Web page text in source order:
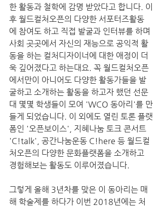
한 활동과 철학에 감명 받았다고 합니다. 이
후 월드컬처오픈의 다양한 서포터즈활동
에 참여도 하고 직접 발굴과 인터뷰를 하며
사회 곳곳에서 자신의 재능으로 공익적 활
동을 하는 컬처디자이너에 대한 애정이 더
욱 깊어졌다고 하는대요. 꼭 월드컬처오픈
에서만이 아니어도 다양한 활동가들을 발
굴하고 소개하는 활동을 하고자 했던 선문
대 몇몇 학생들이 모여 'WCO 동아리'를 만
들게 되었습니다. 이 외에도 열린 토론 플랫
폼인 '오픈보이스', 지혜나눔 토크 콘서트
'C!talk', 공간나눔운동 C!here 등 월드컬
처오픈의 다양한 문화플랫폼을 소개하고
경험해보는 활동도 이루어졌습니다.
그렇게 올해 3년차를 맞은 이 동아리는 매
해 학술제를 하다가 이번 2018년에는 처